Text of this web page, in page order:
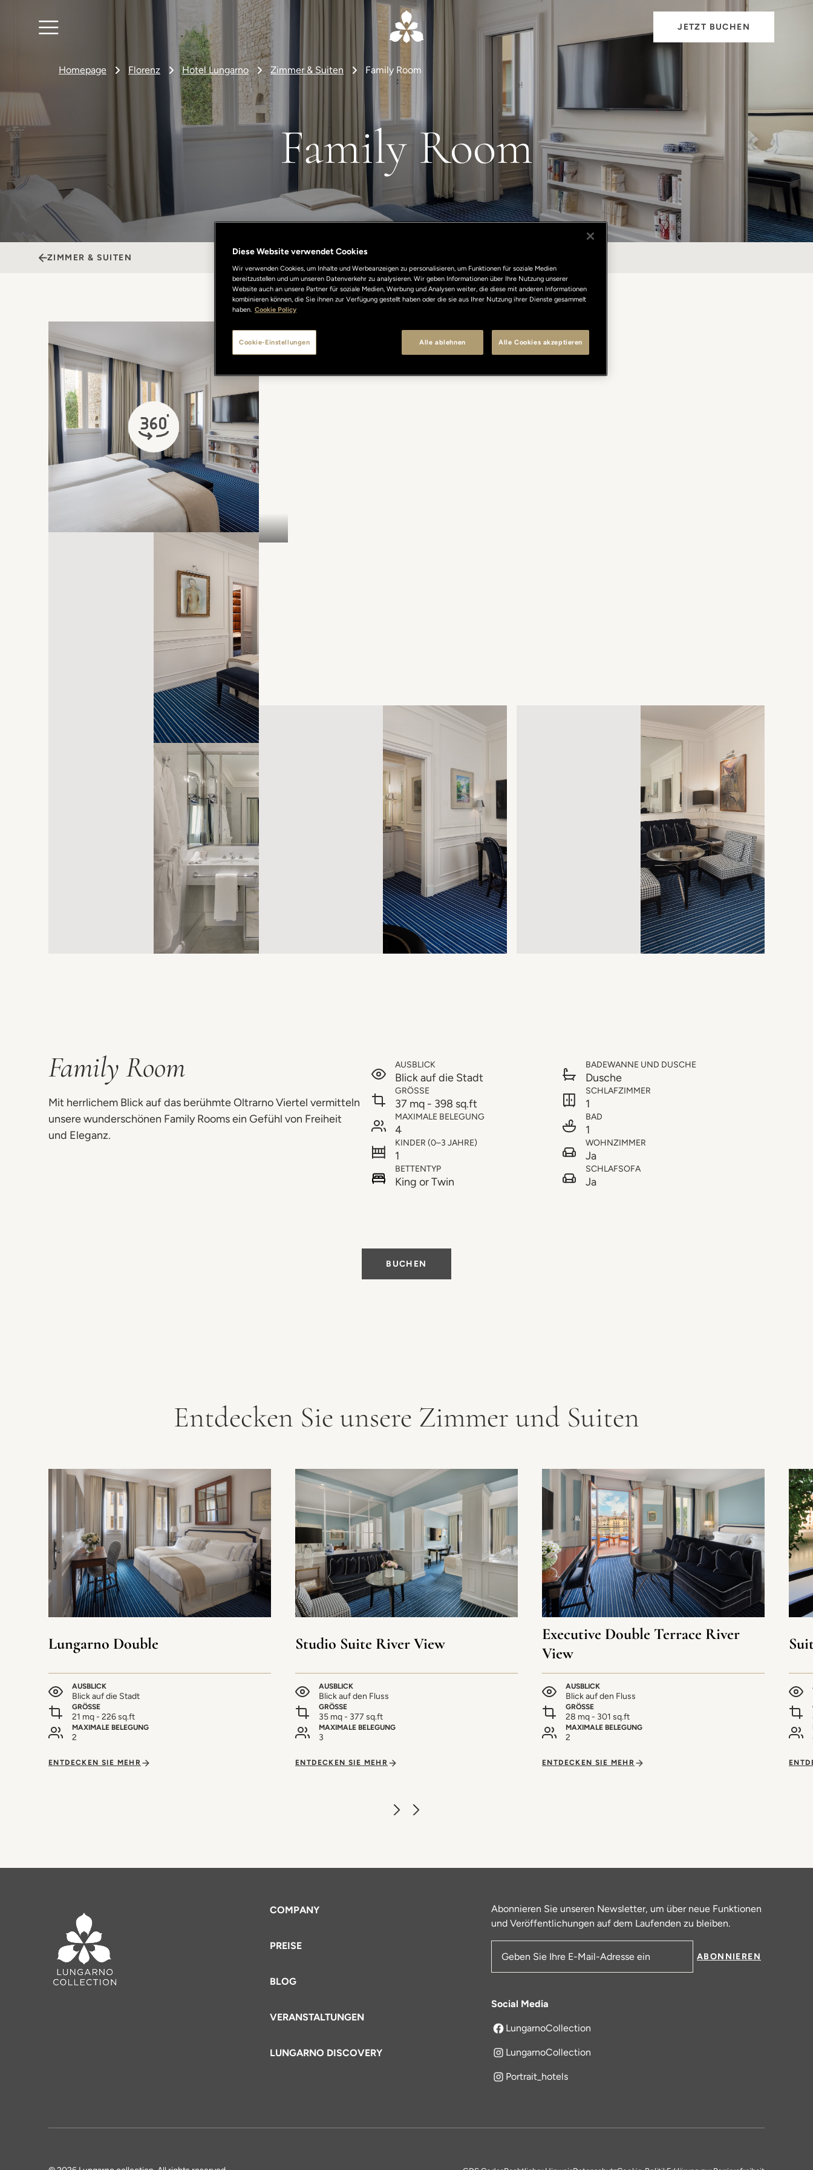
JETZT BUCHEN
Homepage Florenz Hotel Lungarno Zimmer & Suiten Family Room
Family Room
ZIMMER & SUITEN
Family Room
Mit herrlichem Blick auf das berühmte Oltrarno Viertel vermitteln
unsere wunderschönen Family Rooms ein Gefühl von Freiheit
und Eleganz.
AUSBLICK
Blick auf die Stadt
GRÖSSE
37 mq - 398 sq.ft
MAXIMALE BELEGUNG
4
KINDER (0–3 JAHRE)
1
BETTENTYP
King or Twin
BADEWANNE UND DUSCHE
Dusche
SCHLAFZIMMER
1
BAD
1
WOHNZIMMER
Ja
SCHLAFSOFA
Ja
BUCHEN
Entdecken Sie unsere Zimmer und Suiten
Lungarno Double
AUSBLICK
Blick auf die Stadt
GRÖSSE
21 mq - 226 sq.ft
MAXIMALE BELEGUNG
2
ENTDECKEN SIE MEHR
Studio Suite River View
AUSBLICK
Blick auf den Fluss
GRÖSSE
35 mq - 377 sq.ft
MAXIMALE BELEGUNG
3
ENTDECKEN SIE MEHR
Executive Double Terrace River
View
AUSBLICK
Blick auf den Fluss
GRÖSSE
28 mq - 301 sq.ft
MAXIMALE BELEGUNG
2
ENTDECKEN SIE MEHR
COMPANY
PREISE
BLOG
VERANSTALTUNGEN
LUNGARNO DISCOVERY
Abonnieren Sie unseren Newsletter, um über neue Funktionen
und Veröffentlichungen auf dem Laufenden zu bleiben.
E-Mail-Adresse
ABONNIEREN
Social Media
LungarnoCollection
öffnet sich in einem neuen Tab
LungarnoCollection
Portrait_hotels
Diese Website verwendet Cookies
Wir verwenden Cookies, um Inhalte und Werbeanzeigen zu personalisieren, um Funktionen für soziale Medien
bereitzustellen und um unseren Datenverkehr zu analysieren. Wir geben Informationen über Ihre Nutzung unserer
Website auch an unsere Partner für soziale Medien, Werbung und Analysen weiter, die diese mit anderen Informationen
kombinieren können, die Sie ihnen zur Verfügung gestellt haben oder die sie aus Ihrer Nutzung ihrer Dienste gesammelt
haben. Cookie Policy
Alle ablehnen Alle Cookies akzeptieren
Cookie-Einstellungen